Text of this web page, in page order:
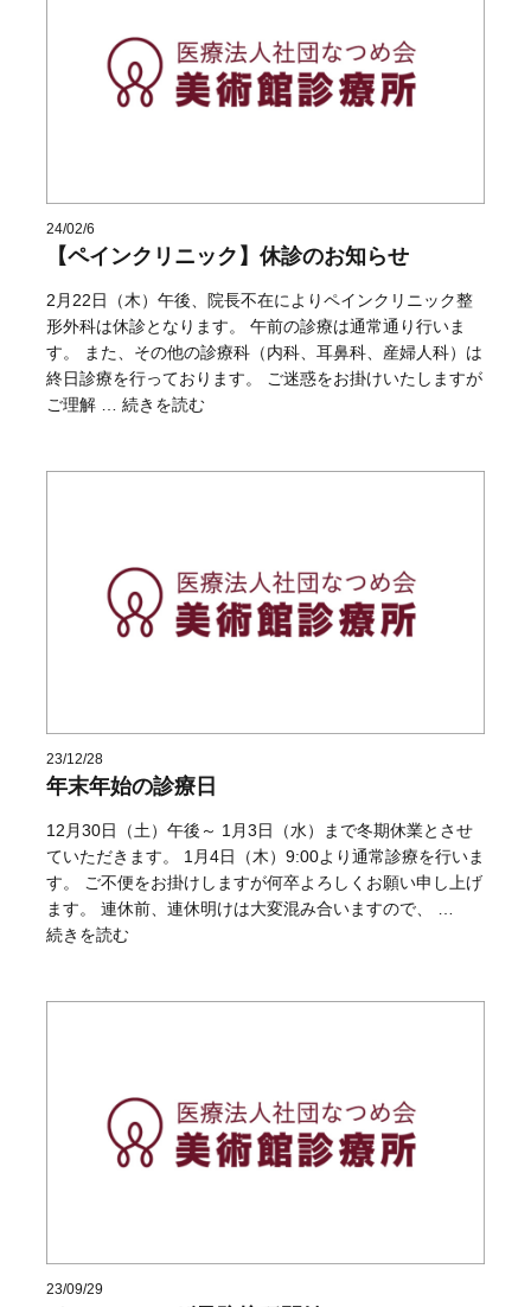
24/02/6
【ペインクリニック】休診のお知らせ
2月22日（木）午後、院長不在によりペインクリニック整
形外科は休診となります。 午前の診療は通常通り行いま
す。 また、その他の診療科（内科、耳鼻科、産婦人科）は
終日診療を行っております。 ご迷惑をお掛けいたしますが
ご理解 … “【ペインクリニック】休診のお知らせ” の
続きを読む
23/12/28
年末年始の診療日
12月30日（土）午後～ 1月3日（水）まで冬期休業とさせ
ていただきます。 1月4日（木）9:00より通常診療を行いま
す。 ご不便をお掛けしますが何卒よろしくお願い申し上げ
ます。 連休前、連休明けは大変混み合いますので、 …
“年末年始の診療日” の
続きを読む
23/09/29